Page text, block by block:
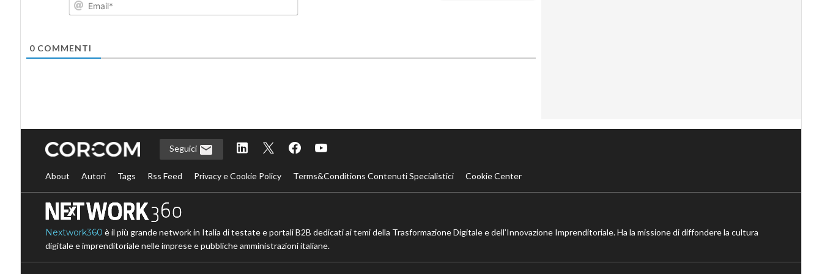
0COMMENTI
Seguici
About Autori Tags Rss Feed Privacy e Cookie Policy Terms&Conditions Contenuti Specialistici Cookie Center
Nextwork360 è il più grande network in Italia di testate e portali B2B dedicati ai temi della Trasformazione Digitale e dell’Innovazione Imprenditoriale. Ha la missione di diffondere la cultura
digitale e imprenditoriale nelle imprese e pubbliche amministrazioni italiane.